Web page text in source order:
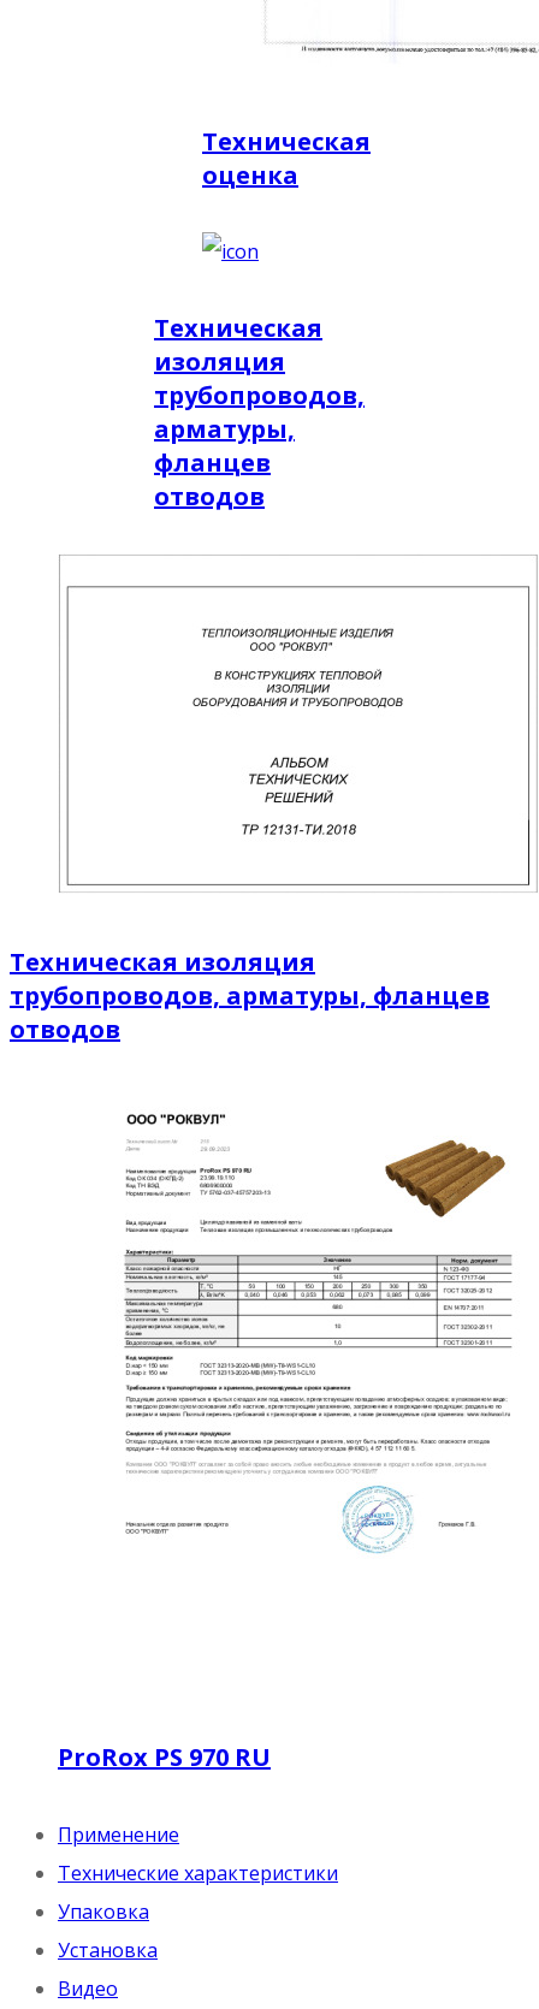
Техническая
оценка
Техническая
изоляция
трубопроводов,
арматуры,
фланцев
отводов
Техническая изоляция
трубопроводов, арматуры, фланцев
отводов
ProRox PS 970 RU
Применение
Технические характеристики
Упаковка
Установка
Видео